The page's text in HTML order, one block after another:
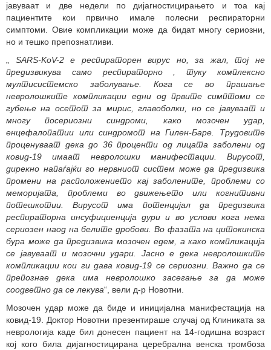
јавуваат и две недели по дијагностицирањето и тоа кај
пациентите кои првично имале полесни респираторни
симптоми. Овие компликации може да бидат многу сериозни,
но и тешко препознатливи.
SARS-KoV-2 е
респираторен вирус но, за жал, тој не
предизвикува само респираторно
туку комплексно
мултисистемско заболување. Кога се во прашање
невролошките компликации едни од првите симптоми се
губење на осетот за мирис, главоболки, но се јавуваат и
многу посериозни синдроми, како мозочен удар,
енцефалопатии или синдромот на Гилен-Баре. Трудовите
проценуваат дека до 36 проценти од лицата заболени од
ковид-19 имаат невролошки манифестации. Вирусот,
дирекно напаѓајќи го нервниот систем може да предизвика
промени на расположението кај заболените, проблеми со
меморијата, проблеми во движењето или когнитивни
потешкотии. Вирусот има потенцијал да предизвика
респираторна инсуфициенција дури и во услови кога нема
сериозен наод на белите дробови. Во фазата на цитокинска
бура може да предизвика мозочен едем, а како компликација
се јавуваат и мозочни удари. Јасно е дека невролошките
компликации кои ги дава ковид-19 се сериозни. Важно да се
препознае дека има невролошко засегање за да може
соодветно да се лекува“, вели д-р Новотни.
Мозочен удар може да биде и иницијална манифестација на
ковид-19. Доктор Новотни презентираше случај од Клиниката за
неврологија каде бил донесен пациент на 14-годишна возраст
кој кого била дијагностицирана церебрална венска тромбоза